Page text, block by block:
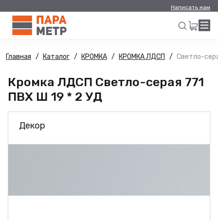
Написать нам
Искать
Главная Каталог КРОМКА КРОМКА ЛДСП Светло-
Кромка ЛДСП Светло-серая 771
ПВХ Ш 19 * 2 УД
Декор